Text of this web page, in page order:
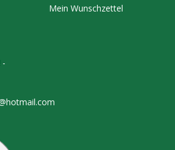
Mein Wunschzettel
-